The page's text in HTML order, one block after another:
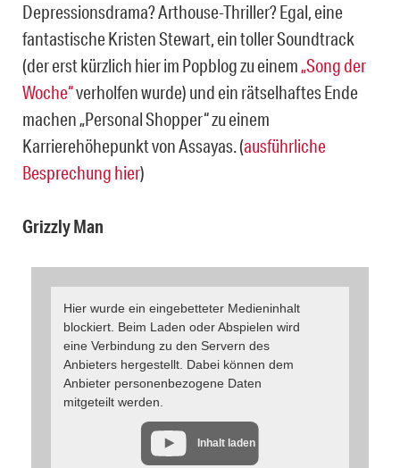
Depressionsdrama? Arthouse-Thriller? Egal, eine
fantastische Kristen Stewart, ein toller Soundtrack
(der erst kürzlich hier im Popblog zu einem„Song der
Woche“verholfen wurde) und ein rätselhaftes Ende
machen „Personal Shopper“ zu einem
Karrierehöhepunkt von Assayas. (ausführliche
Besprechung hier)
Grizzly Man
Hier wurde ein eingebetteter Medieninhalt
blockiert. Beim Laden oder Abspielen wird
eine Verbindung zu den Servern des
Anbieters hergestellt. Dabei können dem
Anbieter personenbezogene Daten
mitgeteilt werden.
Inhalt laden